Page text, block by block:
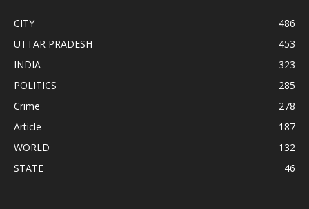
CITY
486
UTTAR PRADESH
453
INDIA
323
POLITICS
285
Crime
278
Article
187
WORLD
132
STATE
46